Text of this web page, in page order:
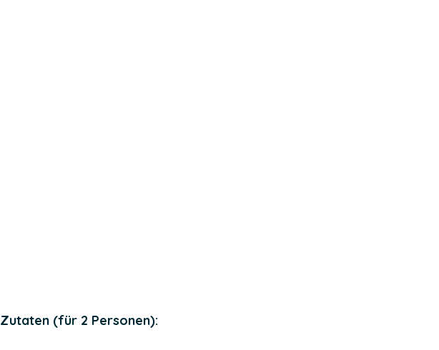
Zutaten (für 2 Personen):